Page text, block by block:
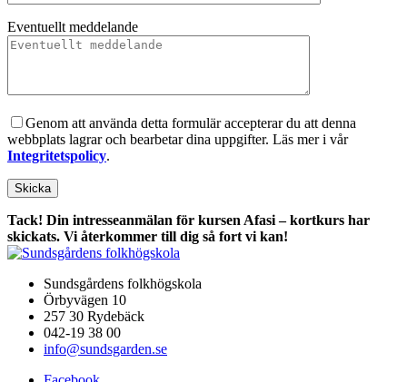
Eventuellt meddelande
Genom att använda detta formulär accepterar du att denna
webbplats lagrar och bearbetar dina uppgifter. Läs mer i vår
Integritetspolicy.
Tack! Din intresseanmälan för kursen Afasi – kortkurs har
skickats. Vi återkommer till dig så fort vi kan!
Sundsgårdens folkhögskola
Örbyvägen 10
257 30 Rydebäck
042-19 38 00
info@sundsgarden.se